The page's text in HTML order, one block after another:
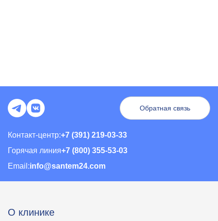
Контакт-центр:+7 (391) 219-03-33
Горячая линия+7 (800) 355-53-03
Email:info@santem24.com
Обратная связь
О клинике